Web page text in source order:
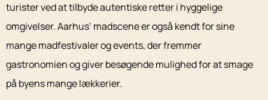
turister ved at tilbyde autentiske retter i hyggelige
omgivelser. Aarhus’ madscene er også kendt for sine
mange madfestivaler og events, der fremmer
gastronomien og giver besøgende mulighed for at smage
på byens mange lækkerier.